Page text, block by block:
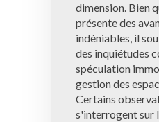
dimension. Bien
présente des
indéniables, il
des inquiétudes
spéculation
gestion des
Certains
s'interrogent sur